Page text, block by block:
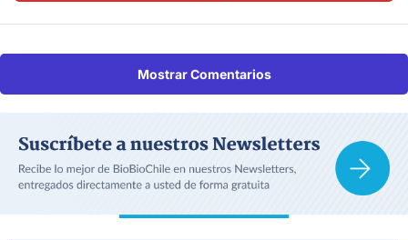
Mostrar Comentarios